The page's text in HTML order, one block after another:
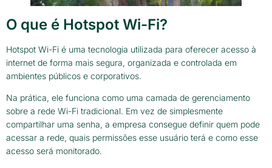
O que é Hotspot Wi-Fi?
Hotspot Wi-Fi é uma tecnologia utilizada para oferecer acesso à
internet de forma mais segura, organizada e controlada em
ambientes públicos e corporativos.
Na prática, ele funciona como uma camada de gerenciamento
sobre a rede Wi-Fi tradicional. Em vez de simplesmente
compartilhar uma senha, a empresa consegue definir quem pode
acessar a rede, quais permissões esse usuário terá e como esse
acesso será monitorado.